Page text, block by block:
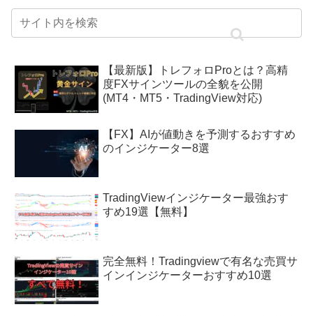
【最新版】トレフォロProとは？高精
度FXサインツールの全貌を公開
(MT4・MT5・TradingView対応)
【FX】AIが値動きを予測するおすすめ
のインジケーター8選
TradingViewインジケーター最強おす
すめ19選【無料】
完全無料！Tradingviewで有名な売買サ
インインジケーターおすすめ10選